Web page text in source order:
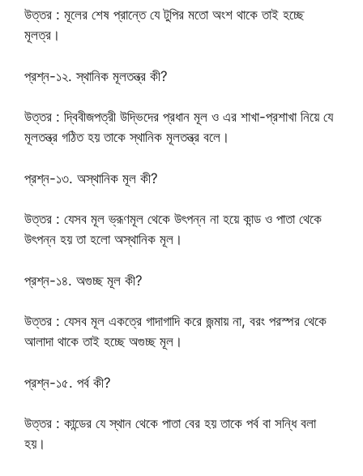
উত্তর : মূলের শেষ প্রান্তে যে টুপির মতো অংশ থাকে তাই হচ্ছে
মূলত্র।
প্রশ্ন-১২. স্থানিক মূলতন্ত্র কী?
উত্তর : দ্বিবীজপত্রী উদ্ভিদের প্রধান মূল ও এর শাখা-প্রশাখা নিয়ে যে
মূলতন্ত্র গঠিত হয় তাকে স্থানিক মূলতন্ত্র বলে।
প্রশ্ন-১৩. অস্থানিক মূল কী?
উত্তর : যেসব মূল ভ্রূণমূল থেকে উৎপন্ন না হয়ে কান্ড ও পাতা থেকে
উৎপন্ন হয় তা হলো অস্থানিক মূল।
প্রশ্ন-১৪. অগুচ্ছ মূল কী?
উত্তর : যেসব মূল একত্রে গাদাগাদি করে জন্মায় না, বরং পরস্পর থেকে
আলাদা থাকে তাই হচ্ছে অগুচ্ছ মূল।
প্রশ্ন-১৫. পর্ব কী?
উত্তর : কান্ডের যে স্থান থেকে পাতা বের হয় তাকে পর্ব বা সন্ধি বলা
হয়।